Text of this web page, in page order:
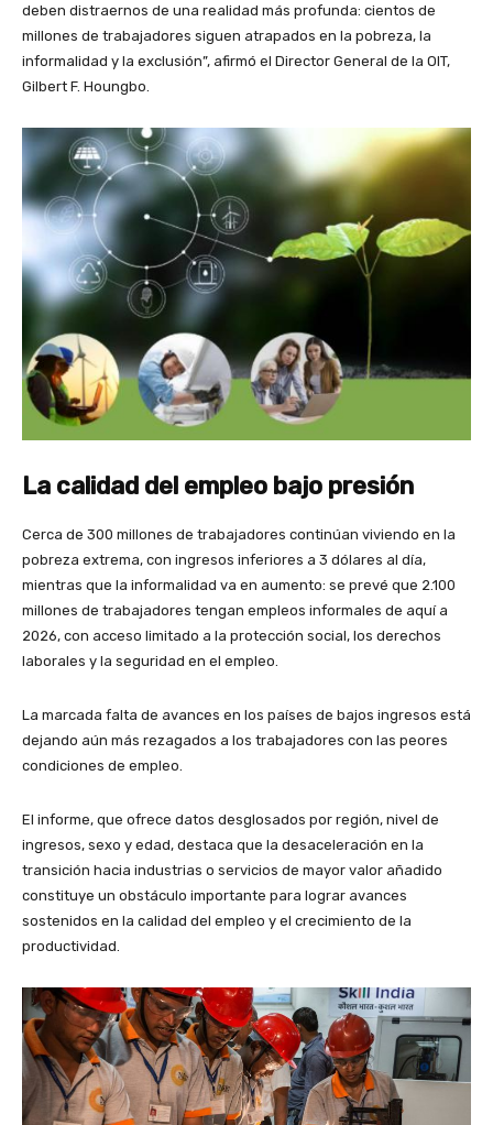
deben distraernos de una realidad más profunda: cientos de
millones de trabajadores siguen atrapados en la pobreza, la
informalidad y la exclusión”, afirmó el Director General de la OIT,
Gilbert F. Houngbo.
La calidad del empleo bajo presión
Cerca de 300 millones de trabajadores continúan viviendo en la
pobreza extrema, con ingresos inferiores a 3 dólares al día,
mientras que la informalidad va en aumento: se prevé que 2.100
millones de trabajadores tengan empleos informales de aquí a
2026, con acceso limitado a la protección social, los derechos
laborales y la seguridad en el empleo.
La marcada falta de avances en los países de bajos ingresos está
dejando aún más rezagados a los trabajadores con las peores
condiciones de empleo.
El informe, que ofrece datos desglosados por región, nivel de
ingresos, sexo y edad, destaca que la desaceleración en la
transición hacia industrias o servicios de mayor valor añadido
constituye un obstáculo importante para lograr avances
sostenidos en la calidad del empleo y el crecimiento de la
productividad.